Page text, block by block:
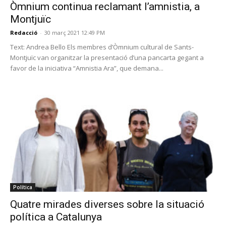
Òmnium continua reclamant l’amnistia, a
Montjuïc
Redacció - 30 març 2021 12:49 PM
Text: Andrea Bello Els membres d’Òmnium cultural de Sants-
Montjuïc van organitzar la presentació d’una pancarta gegant a
favor de la iniciativa “Amnistia Ara”, que demana...
Política
Quatre mirades diverses sobre la situació
política a Catalunya